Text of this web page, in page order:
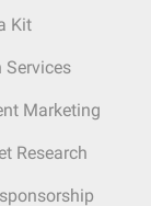
Kit
Services
Marketing
Research